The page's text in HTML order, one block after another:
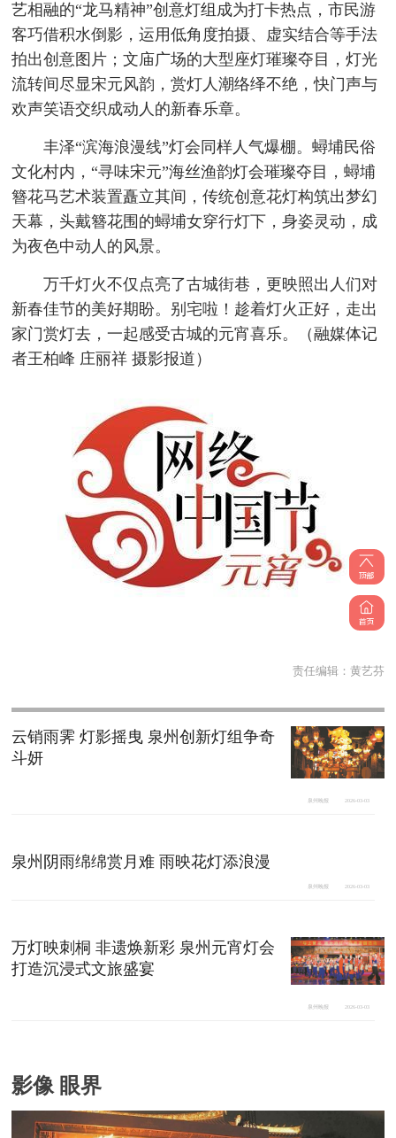
艺相融的“龙马精神”创意灯组成为打卡热点，市民游
客巧借积水倒影，运用低角度拍摄、虚实结合等手法
拍出创意图片；文庙广场的大型座灯璀璨夺目，灯光
流转间尽显宋元风韵，赏灯人潮络绎不绝，快门声与
欢声笑语交织成动人的新春乐章。
丰泽“滨海浪漫线”灯会同样人气爆棚。蟳埔民俗
文化村内，“寻味宋元”海丝渔韵灯会璀璨夺目，蟳埔
簪花马艺术装置矗立其间，传统创意花灯构筑出梦幻
天幕，头戴簪花围的蟳埔女穿行灯下，身姿灵动，成
为夜色中动人的风景。
万千灯火不仅点亮了古城街巷，更映照出人们对
新春佳节的美好期盼。别宅啦！趁着灯火正好，走出
家门赏灯去，一起感受古城的元宵喜乐。（融媒体记
者王柏峰 庄丽祥 摄影报道）
责任编辑： 黄艺芬
云销雨霁 灯影摇曳 泉州创新灯组争奇
斗妍
泉州晚报 2026-03-03
泉州阴雨绵绵赏月难 雨映花灯添浪漫
泉州晚报 2026-03-03
万灯映刺桐 非遗焕新彩 泉州元宵灯会
打造沉浸式文旅盛宴
泉州晚报 2026-03-03
影像 眼界